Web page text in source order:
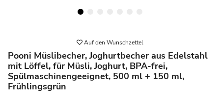
Auf den Wunschzettel
Pooni Müslibecher, Joghurtbecher aus Edelstahl
mit Löffel, für Müsli, Joghurt, BPA-frei,
Spülmaschinengeeignet, 500 ml + 150 ml,
Frühlingsgrün